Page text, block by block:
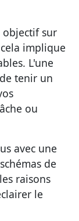
objectifsur
implique
L'une
tenir un
ou
avec une
de
raisons
le